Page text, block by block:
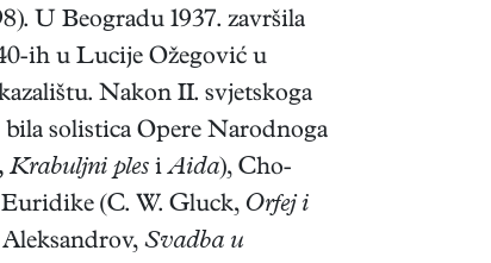
U Beogradu 1937. završila
ih u Lucije Ožegović u
Nakon II. svjetskoga
solistica Opere Narodnoga
Krabuljni ples iAida), Cho-
Euridike (C. W. Gluck, Orfej i
Svadba u